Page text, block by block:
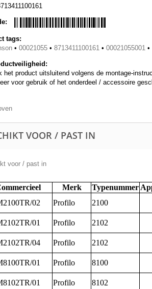
tags:
• 00021055 • 8713411100161 • 00021055001 •
het product uitsluitend volgens de montage-
voor gebruik of het onderdeel / accessoire
VOOR / PAST IN
voor / past in